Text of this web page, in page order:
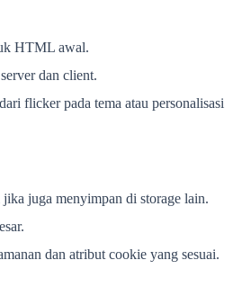
HTML awal.
dan client.
flicker pada tema atau personalisasi
juga menyimpan di storage lain.
dan atribut cookie yang sesuai.